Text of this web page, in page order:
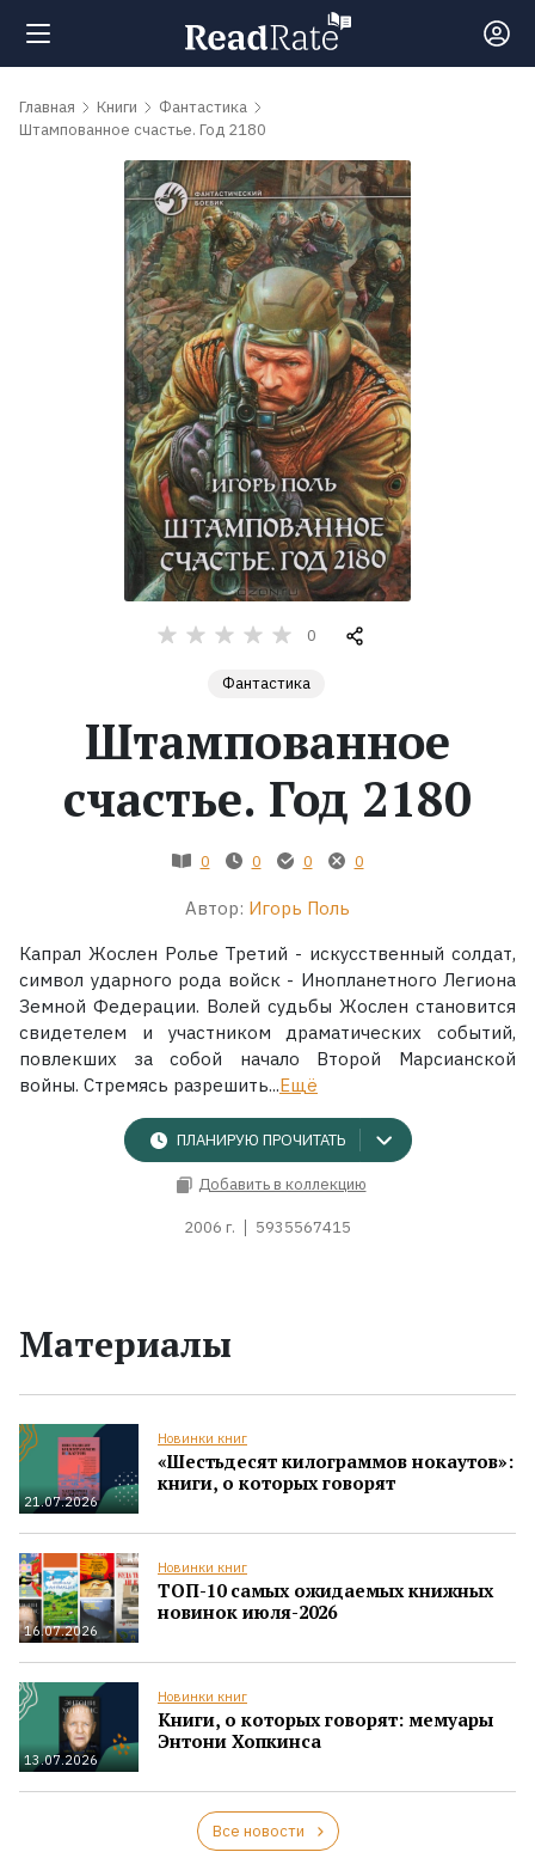
Поиск
Рейтинги
обсуждаемые
Экранизации
Коллекции
Главная Книги
Фантастика
Штампованное счастье. Год 2180
0
Фантастика
Штампованное
счастье. Год 2180
0 0 0 0
Автор: Игорь Поль
Капрал Жослен Ролье Третий - искусственный солдат,
символ ударного рода войск - Инопланетного Легиона
Земной Федерации. Волей судьбы Жослен становится
свидетелем и участником драматических событий,
повлекших за собой начало Второй Марсианской
войны. Стремясь разрешить...Ещё
ПЛАНИРУЮ ПРОЧИТАТЬ
Добавить в коллекцию
2006 г. 5935567415
Материалы
21.07.2026
Новинки книг
«Шестьдесят килограммов нокаутов»:
книги, о которых говорят
16.07.2026
Новинки книг
ТОП-10 самых ожидаемых книжных
новинок июля-2026
13.07.2026
Новинки книг
Книги, о которых говорят: мемуары
Энтони Хопкинса
Все новости